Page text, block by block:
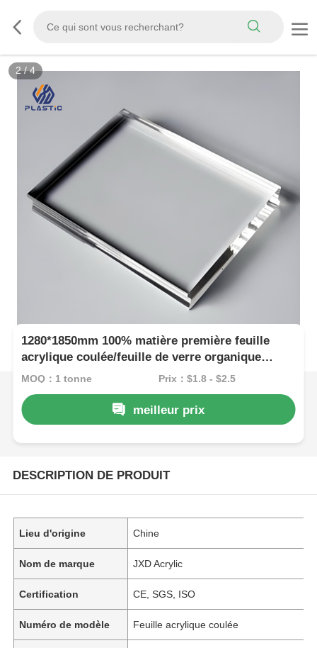
3/4
1280*1850mm 100% matière première feuille
acrylique coulée/feuille de verre organique
1250*2450mm
MOQ：1 tonne Prix：$1.8 - $2.5
meilleur prix
DESCRIPTION DE PRODUIT
Lieu d'origine Chine
Nom de marque JXD Acrylic
Certification CE, SGS, ISO
Numéro de modèle Feuille acrylique coulée